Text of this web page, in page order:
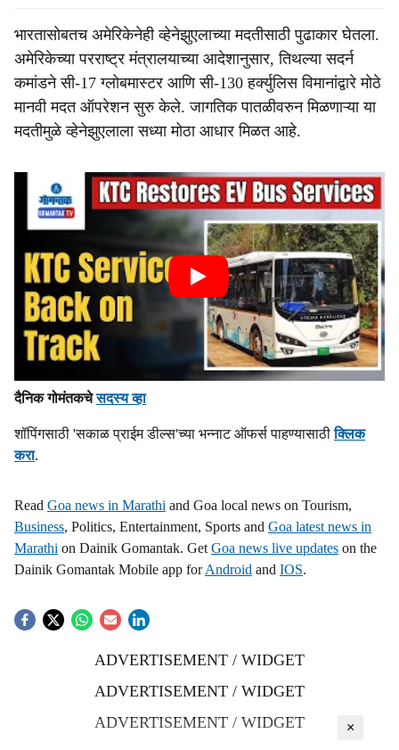
भारतासोबतच अमेरिकेनेही व्हेनेझुएलाच्या मदतीसाठी पुढाकार घेतला.
अमेरिकेच्या परराष्ट्र मंत्रालयाच्या आदेशानुसार, तिथल्या सदर्न
कमांडने सी-17 ग्लोबमास्टर आणि सी-130 हर्क्युलिस विमानांद्वारे मोठे
मानवी मदत ऑपरेशन सुरु केले. जागतिक पातळीवरुन मिळणाऱ्या या
मदतीमुळे व्हेनेझुएलाला सध्या मोठा आधार मिळत आहे.
दैनिक गोमंतकचेसदस्य व्हा
शॉपिंगसाठी 'सकाळ प्राईम डील्स'च्या भन्नाट ऑफर्स पाहण्यासाठीक्लिक
करा.
Read Goa news in Marathi and Goa local news on Tourism,
Business, Politics, Entertainment, Sports and Goa latest news in
Marathi on Dainik Gomantak. Get Goa news live updates on the
Dainik Gomantak Mobile app forAndroid and IOS.
ADVERTISEMENT / WIDGET
ADVERTISEMENT / WIDGET
ADVERTISEMENT / WIDGET
×